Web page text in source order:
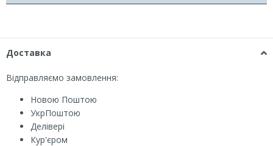
Доставка
Відправляємо замовлення:
Новою Поштою
УкрПоштою
Делівері
Кур'єром